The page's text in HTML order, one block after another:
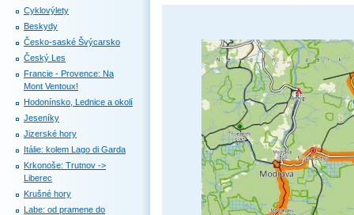
Cyklovýlety
Beskydy
Česko-saské Švýcarsko
Český Les
Francie - Provence: Na
Mont Ventoux!
Hodonínsko, Lednice a okolí
Jeseníky
Jizerské hory
Itálie: kolem Lago di Garda
Krkonoše: Trutnov ->
Liberec
Krušné hory
Labe: od pramene do